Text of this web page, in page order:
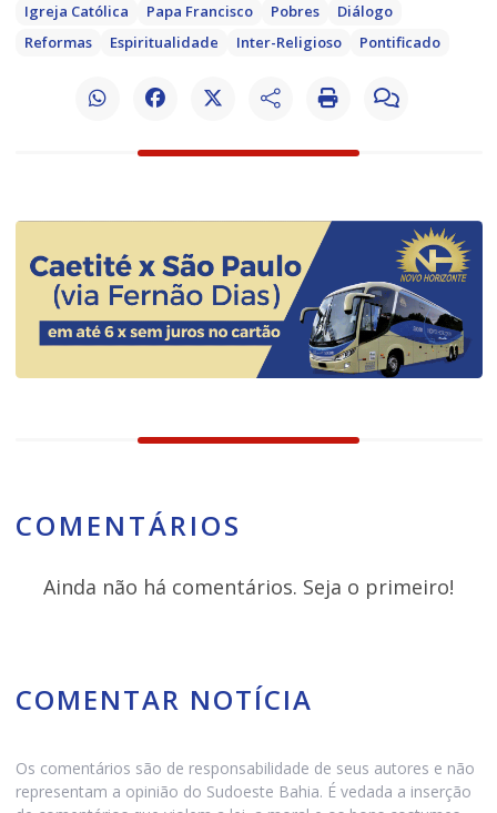
Igreja Católica Papa Francisco Pobres
Diálogo
Reformas
Espiritualidade Inter-Religioso Pontificado
COMENTÁRIOS
Ainda não há comentários. Seja o primeiro!
COMENTAR NOTÍCIA
Os comentários são de responsabilidade de seus autores e não
representam a opinião do Sudoeste Bahia. É vedada a inserção